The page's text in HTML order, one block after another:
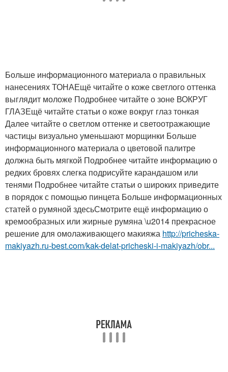
Больше информационного материала о правильных
нанесениях ТОНАЕщё читайте о коже светлого оттенка
выглядит моложе Подробнее читайте о зоне ВОКРУГ
ГЛАЗЕщё читайте статьи о коже вокруг глаз тонкая
Далее читайте о светлом оттенке и светоотражающие
частицы визуально уменьшают морщинки Больше
информационного материала о цветовой палитре
должна быть мягкой Подробнее читайте информацию о
редких бровях слегка подрисуйте карандашом или
тенями Подробнее читайте статьи о широких приведите
в порядок с помощью пинцета Больше информационных
статей о румяной здесьСмотрите ещё информацию о
кремообразных или жирные румяна \u2014 прекрасное
решение для омолаживающего макияжа http://pricheska-
makiyazh.ru-best.com/kak-delat-pricheski-i-makiyazh/obr...